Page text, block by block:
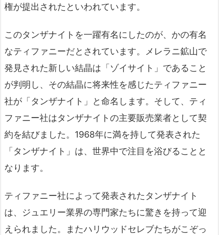
権が提出されたといわれています。
このタンザナイトを一躍有名にしたのが、かの有名
なティファニーだとされています。メレラニ鉱山で
発見された新しい結晶は「ゾイサイト」であること
が判明し、その結晶に将来性を感じたティファニー
社が「タンザナイト」と命名します。そして、ティ
ファニー社はタンザナイトの主要販売業者として契
約を結びました。1968年に満を持して発表された
「タンザナイト」は、世界中で注目を浴びることと
なります。
ティファニー社によって発表されたタンザナイト
は、ジュエリー業界の専門家たちに驚きを持って迎
えられました。またハリウッドセレブたちがこぞっ